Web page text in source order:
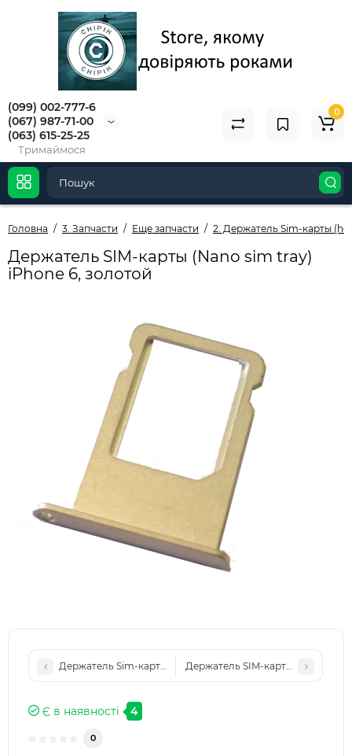
(099) 002-777-6
(067) 987-71-00
(063) 615-25-25
Тримаймося
0
Головна 3. Запчасти Еще запчасти 2. Держатель Sim-карты
Держатель SIM-карты (Nano sim tray)
iPhone 6, золотой
Держатель Sim-карты (holder) iPad mini2, черный
Держатель SIM-карты (Nano sim
Є в наявності 4
0